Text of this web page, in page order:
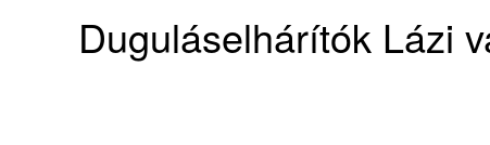
Duguláselhárítók Lázi